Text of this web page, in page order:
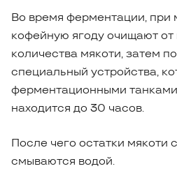
Во время ферментации, при
кофейную ягоду очищают
количества мякоти, затем
специальный устройства,
ферментационными
находится до 30 часов.
После чего остатки мякоти
смываются водой.